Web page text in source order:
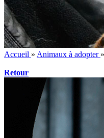
Accueil » Animaux à adopter »
Retour